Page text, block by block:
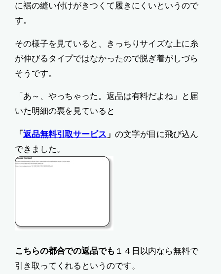
に裾の縫い付けがきつくて履きにくいというので
す。
その様子を見ていると、きっちりサイズな上に糸
が伸びるタイプではなかったので脱ぎ着がしづら
そうです。
「あ～、やっちゃった。返品は有料だよね」と届
いた明細の裏を見ていると
「 返品無料引取サービス 」 の文字が目に飛び込ん
できました。
こちらの都合での返品でも １４日以内なら無料で
引き取ってくれるというのです。